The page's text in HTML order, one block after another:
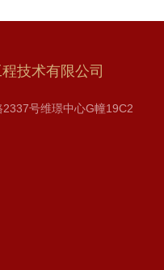
技术有限公司
号维璟中心G幢19C2